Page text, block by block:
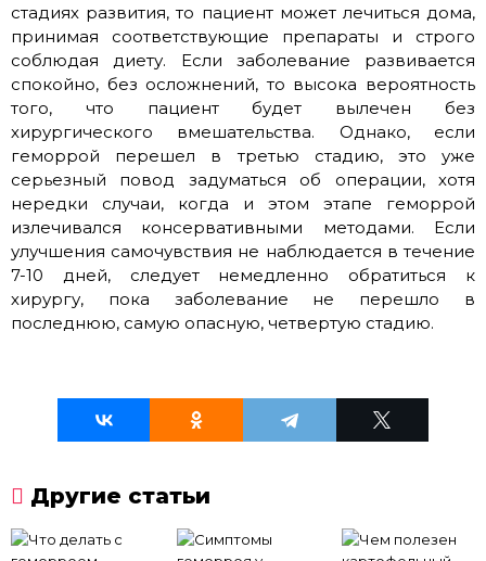
стадиях развития, то пациент может лечиться дома,
принимая соответствующие препараты и строго
соблюдая диету. Если заболевание развивается
спокойно, без осложнений, то высока вероятность
того, что пациент будет вылечен без
хирургического вмешательства. Однако, если
геморрой перешел в третью стадию, это уже
серьезный повод задуматься об операции, хотя
нередки случаи, когда и этом этапе геморрой
излечивался консервативными методами. Если
улучшения самочувствия не наблюдается в течение
7-10 дней, следует немедленно обратиться к
хирургу, пока заболевание не перешло в
последнюю, самую опасную, четвертую стадию.
Другие статьи